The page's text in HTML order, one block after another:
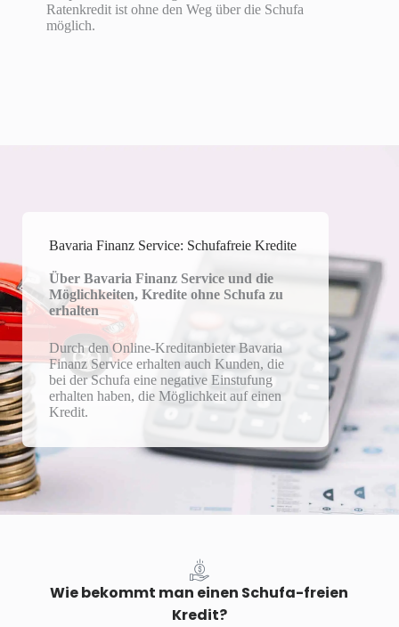
Ratenkredit ist ohne den Weg über die Schufa
möglich.
Bavaria Finanz Service: Schufafreie Kredite
Über Bavaria Finanz Service und die
Möglichkeiten, Kredite ohne Schufa zu
erhalten
Durch den Online-Kreditanbieter Bavaria
Finanz Service erhalten auch Kunden, die
bei der Schufa eine negative Einstufung
erhalten haben, die Möglichkeit auf einen
Kredit.
Wie bekommt man einen Schufa-freien
Kredit?